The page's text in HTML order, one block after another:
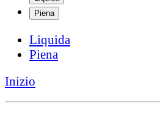
Piena
Liquida
Piena
Inizio